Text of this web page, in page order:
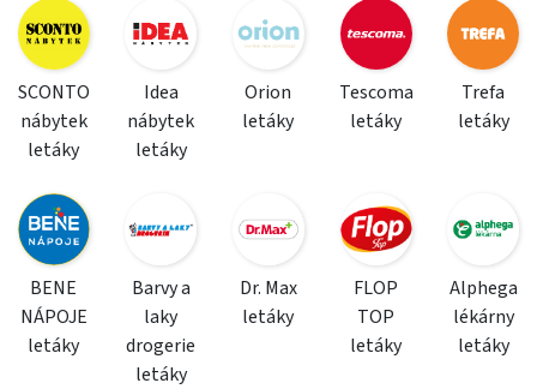
SCONTO
nábytek
letáky
Idea
nábytek
letáky
Orion
letáky
Tescoma
letáky
Trefa
letáky
BENE
NÁPOJE
letáky
Barvy a
laky
drogerie
letáky
Dr. Max
letáky
FLOP
TOP
letáky
Alphega
lékárny
letáky